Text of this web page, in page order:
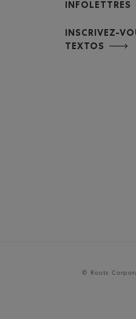
INFOLETTRES
INSCRIVEZ-
TEXTOS
© Roots